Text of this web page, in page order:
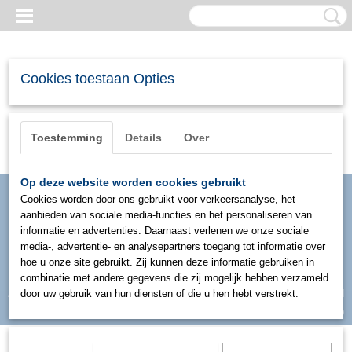
Inloggen Registreren
UW WINKELWAGEN
(0)
Cookies toestaan Opties
Toestemming Details Over
Op deze website worden cookies gebruikt
Cookies worden door ons gebruikt voor verkeersanalyse, het
aanbieden van sociale media-functies en het personaliseren van
informatie en advertenties. Daarnaast verlenen we onze sociale
media-, advertentie- en analysepartners toegang tot informatie over
hoe u onze site gebruikt. Zij kunnen deze informatie gebruiken in
combinatie met andere gegevens die zij mogelijk hebben verzameld
door uw gebruik van hun diensten of die u hen hebt verstrekt.